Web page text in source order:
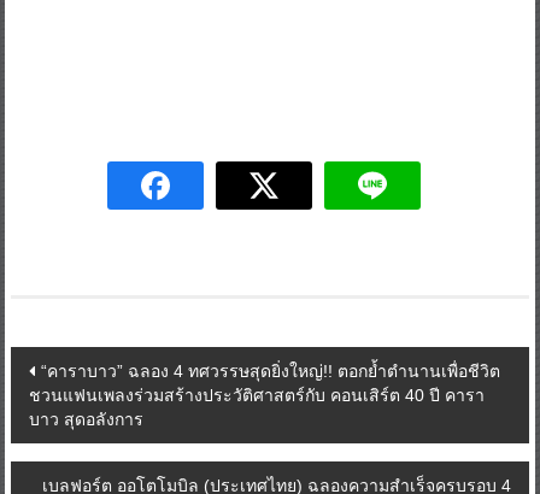
Post
navigation
“คาราบาว” ฉลอง 4 ทศวรรษสุดยิ่งใหญ่!! ตอกย้ำตำนานเพื่อชีวิต
ชวนแฟนเพลงร่วมสร้างประวัติศาสตร์กับ คอนเสิร์ต 40 ปี คารา
บาว สุดอลังการ
เบลฟอร์ต ออโตโมบิล (ประเทศไทย) ฉลองความสำเร็จครบรอบ 4